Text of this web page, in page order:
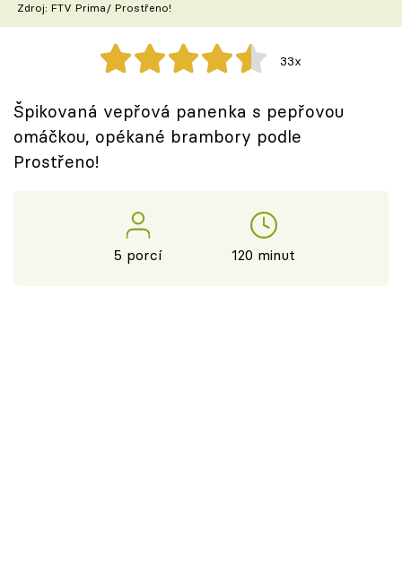
Těhotnej kuchař
Sledujte prima+
Přihlášení
Zdroj: FTV Prima/ Prostřeno!
33x
Špikovaná vepřová panenka s pepřovou
omáčkou, opékané brambory podle
Prostřeno!
5 porcí 120 minut